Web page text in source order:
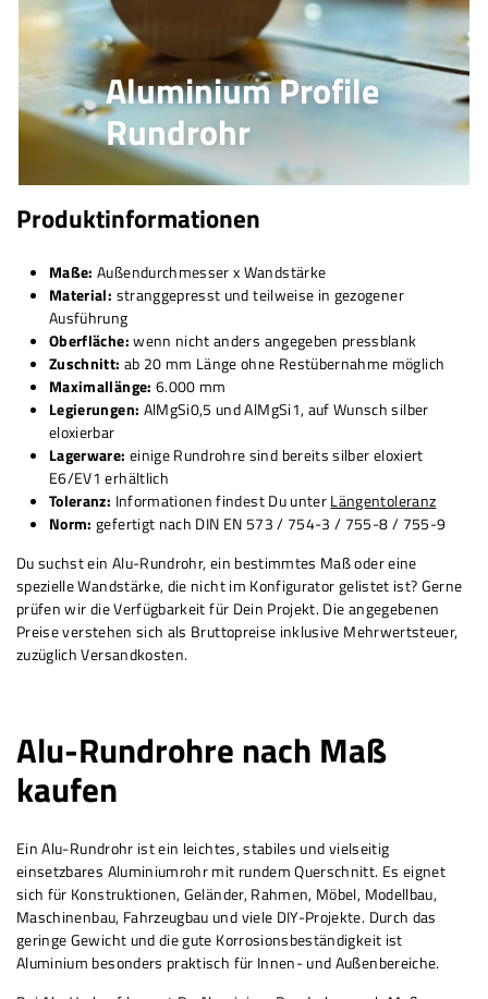
Aluminium Profile
Rundrohr
Produktinformationen
Maße: Außendurchmesser x Wandstärke
Material: stranggepresst und teilweise in gezogener
Ausführung
Oberfläche:wenn nicht anders angegeben pressblank
Zuschnitt: ab 20 mm Länge ohne Restübernahme möglich
Maximallänge: 6.000 mm
Legierungen: AlMgSi0,5 und AlMgSi1, auf Wunsch silber
eloxierbar
Lagerware: einige Rundrohre sind bereits silber eloxiert
E6/EV1 erhältlich
Toleranz: Informationen findest Du unterLängentoleranz
Norm: gefertigt nach DIN EN 573 / 754-3 / 755-8 / 755-9
Du suchst ein Alu-Rundrohr, ein bestimmtes Maß oder eine
spezielle Wandstärke, die nicht im Konfigurator gelistet ist? Gerne
prüfen wir die Verfügbarkeit für Dein Projekt. Die angegebenen
Preise verstehen sich als Bruttopreise inklusive Mehrwertsteuer,
zuzüglich Versandkosten.
Alu-Rundrohre nach Maß
kaufen
Ein Alu-Rundrohr ist ein leichtes, stabiles und vielseitig
einsetzbares Aluminiumrohr mit rundem Querschnitt. Es eignet
sich für Konstruktionen, Geländer, Rahmen, Möbel, Modellbau,
Maschinenbau, Fahrzeugbau und viele DIY-Projekte. Durch das
geringe Gewicht und die gute Korrosionsbeständigkeit ist
Aluminium besonders praktisch für Innen- und Außenbereiche.